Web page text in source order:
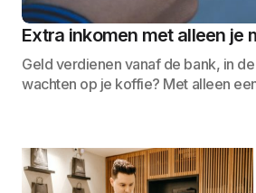
Extra inkomen met alleen je
Geld verdienen vanaf de bank, in
wachten op je koffie? Met alleen